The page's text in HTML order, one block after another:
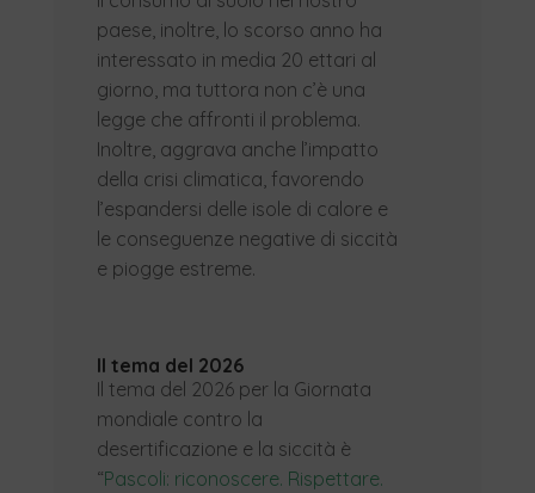
paese, inoltre, lo scorso anno ha
interessato in media 20 ettari al
giorno, ma tuttora non c’è una
legge che affronti il problema.
Inoltre, aggrava anche l’impatto
della crisi climatica, favorendo
l’espandersi delle isole di calore e
le conseguenze negative di siccità
e piogge estreme.
Il tema del 2026
Il tema del 2026 per la Giornata
mondiale contro la
desertificazione e la siccità è
“Pascoli: riconoscere. Rispettare.